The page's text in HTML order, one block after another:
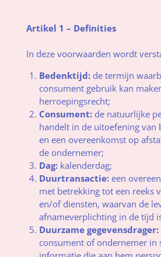
Artikel 1 – Definities
In deze voorwaarden wordt
Bedenktijd: de termijn
consument gebruik kan
herroepingsrecht;
Consument: de natuurlijke
handelt in de uitoefening van
en een overeenkomst op
de ondernemer;
Dag: kalenderdag;
Duurtransactie: een
met betrekking tot een reeks
en/of diensten, waarvan de
afnameverplichting in de tijd
Duurzame gegevensdrager:
consument of ondernemer in